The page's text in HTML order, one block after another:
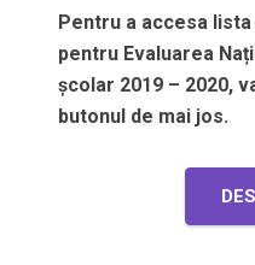
Pentru a accesa
pentru Evaluarea
școlar 2019 – 2020,
butonul de mai jos.